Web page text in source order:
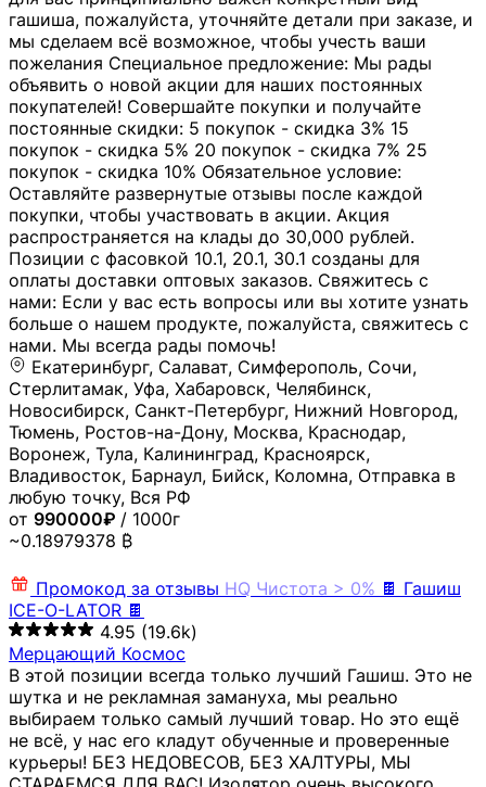
гашиша, пожалуйста, уточняйте детали при заказе, и
мы сделаем всё возможное, чтобы учесть ваши
пожелания Специальное предложение: Мы рады
объявить о новой акции для наших постоянных
покупателей! Совершайте покупки и получайте
постоянные скидки: 5 покупок - скидка 3% 15
покупок - скидка 5% 20 покупок - скидка 7% 25
покупок - скидка 10% Обязательное условие:
Оставляйте развернутые отзывы после каждой
покупки, чтобы участвовать в акции. Акция
распространяется на клады до 30,000 рублей.
Позиции с фасовкой 10.1, 20.1, 30.1 созданы для
оплаты доставки оптовых заказов. Свяжитесь с
нами: Если у вас есть вопросы или вы хотите узнать
больше о нашем продукте, пожалуйста, свяжитесь с
нами. Мы всегда рады помочь!
Екатеринбург, Салават, Симферополь, Сочи,
Стерлитамак, Уфа, Хабаровск, Челябинск,
Новосибирск, Санкт-Петербург, Нижний Новгород,
Тюмень, Ростов-на-Дону, Москва, Краснодар,
Воронеж, Тула, Калининград, Красноярск,
Владивосток, Барнаул, Бийск, Коломна, Отправка в
любую точку, Вся РФ
от 990000₽ / 1000г
~0.18979378 ₿
Промокод за отзывы HQ Чистота > 0% 🍫 Гашиш
ICE-O-LATOR 🍫
4.95 (19.6k)
Мерцающий Космос
В этой позиции всегда только лучший Гашиш. Это не
шутка и не рекламная замануха, мы реально
выбираем только самый лучший товар. Но это ещё
не всё, у нас его кладут обученные и проверенные
курьеры! БЕЗ НЕДОВЕСОВ, БЕЗ ХАЛТУРЫ, МЫ